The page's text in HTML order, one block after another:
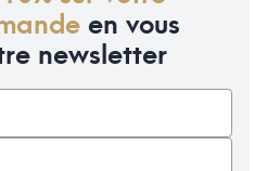
en vous
newsletter